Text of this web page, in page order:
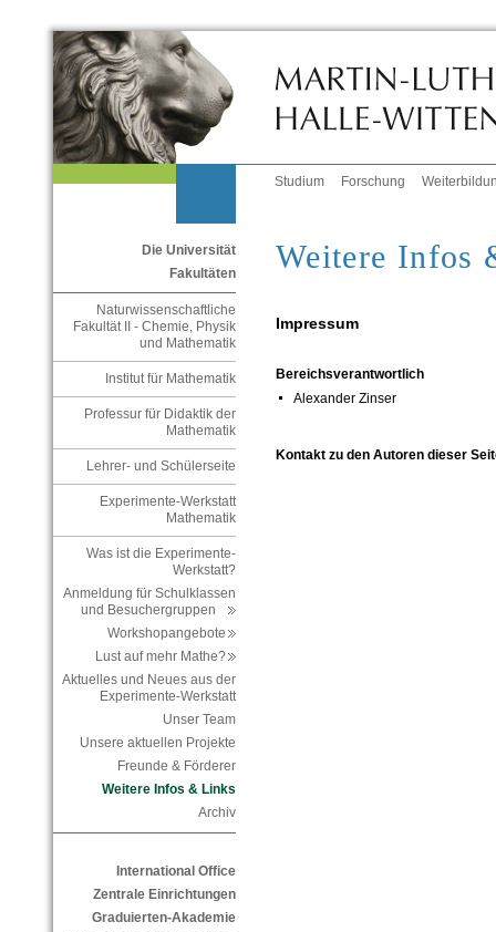
Studium Forschung
Die Universität
Fakultäten
Naturwissenschaftliche
Fakultät II - Chemie, Physik
und Mathematik
Institut für Mathematik
Professur für Didaktik der
Mathematik
Lehrer- und Schülerseite
Experimente-Werkstatt
Mathematik
Was ist die Experimente-
Werkstatt?
Anmeldung für Schulklassen
und Besuchergruppen
Workshopangebote
Lust auf mehr Mathe?
Aktuelles und Neues aus der
Experimente-Werkstatt
Unser Team
Unsere aktuellen Projekte
Freunde & Förderer
Weitere Infos & Links
Archiv
International Office
Zentrale Einrichtungen
Graduierten-Akademie
Weitere Infos
Impressum
Bereichsverantwortlich
Alexander Zinser
Kontakt zu den Autoren dieser